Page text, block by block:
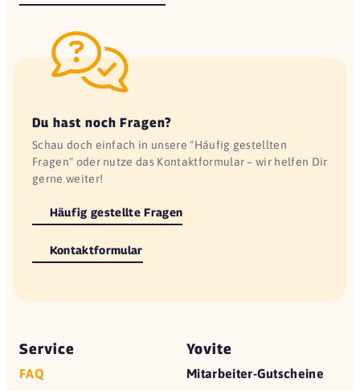
Du hast noch Fragen?
Schau doch einfach in unsere "Häufig gestellten
Fragen" oder nutze das Kontaktformular – wir helfen Dir
gerne weiter!
Häufig gestellte Fragen
Kontaktformular
Service
FAQ
Yovite
Mitarbeiter-Gutscheine